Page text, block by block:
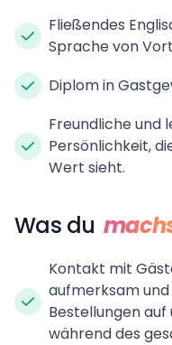
Fließendes
Sprache von
Diplom in
Freundliche und
Persönlichkeit,
Wert sieht.
Was du
Kontakt mit
aufmerksam
Bestellungen auf
während des